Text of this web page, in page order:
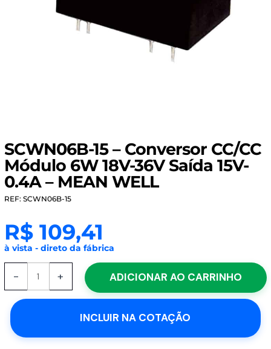
SCWN06B-15 – Conversor CC/CC
Módulo 6W 18V-36V Saída 15V-
0.4A – MEAN WELL
REF: SCWN06B-15
R$109,41
à vista - direto da fábrica
-
Conversor
CC/CC
Módulo
+ ADICIONAR AO CARRINHO
INCLUIR NA COTAÇÃO